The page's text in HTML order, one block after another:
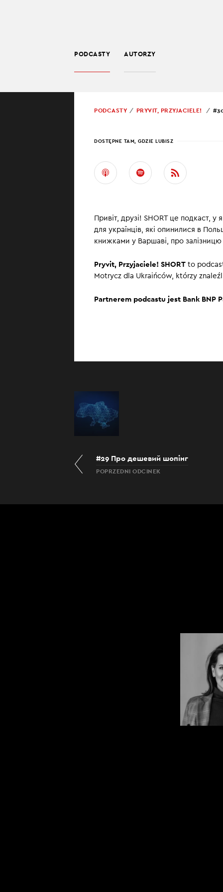
PODCASTY AUTORZY
PROWADZĄCY:
#30
PODCASTY
PRYVIT, PRZYJACIELE!
DOSTĘPNE TAM, GDZIE LUBISZ
Привіт, друзі! SHORT це подкаст,
для українців, які опинилися в
книжками у Варшаві, про залізницю
Pryvit, Przyjaciele! SHORT to
Motrycz dla Ukraińców, którzy
Partnerem podcastu jest Bank BNP
#29 Про дешевий шопінг
POPRZEDNI ODCINEK